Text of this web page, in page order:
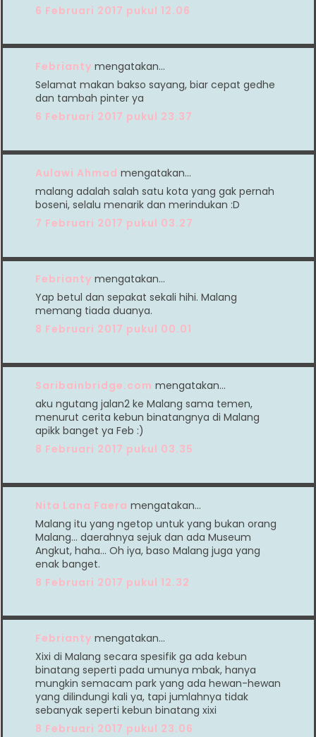
6 Februari 2017 pukul 12.06
Febrianty mengatakan…
Selamat makan bakso sayang, biar cepat gedhe
dan tambah pinter ya
6 Februari 2017 pukul 23.37
Aulawi Ahmad mengatakan…
malang adalah salah satu kota yang gak pernah
boseni, selalu menarik dan merindukan :D
7 Februari 2017 pukul 03.27
Febrianty mengatakan…
Yap betul dan sepakat sekali hihi. Malang
memang tiada duanya.
8 Februari 2017 pukul 00.01
Saribainbridge.com mengatakan…
aku ngutang jalan2 ke Malang sama temen,
menurut cerita kebun binatangnya di Malang
apikk banget ya Feb :)
8 Februari 2017 pukul 03.35
Nita Lana Faera mengatakan…
Malang itu yang ngetop untuk yang bukan orang
Malang... daerahnya sejuk dan ada Museum
Angkut, haha... Oh iya, baso Malang juga yang
enak banget.
8 Februari 2017 pukul 12.32
Febrianty mengatakan…
Xixi di Malang secara spesifik ga ada kebun
binatang seperti pada umunya mbak, hanya
mungkin semacam park yang ada hewan-hewan
yang dilindungi kali ya, tapi jumlahnya tidak
sebanyak seperti kebun binatang xixi
8 Februari 2017 pukul 23.06